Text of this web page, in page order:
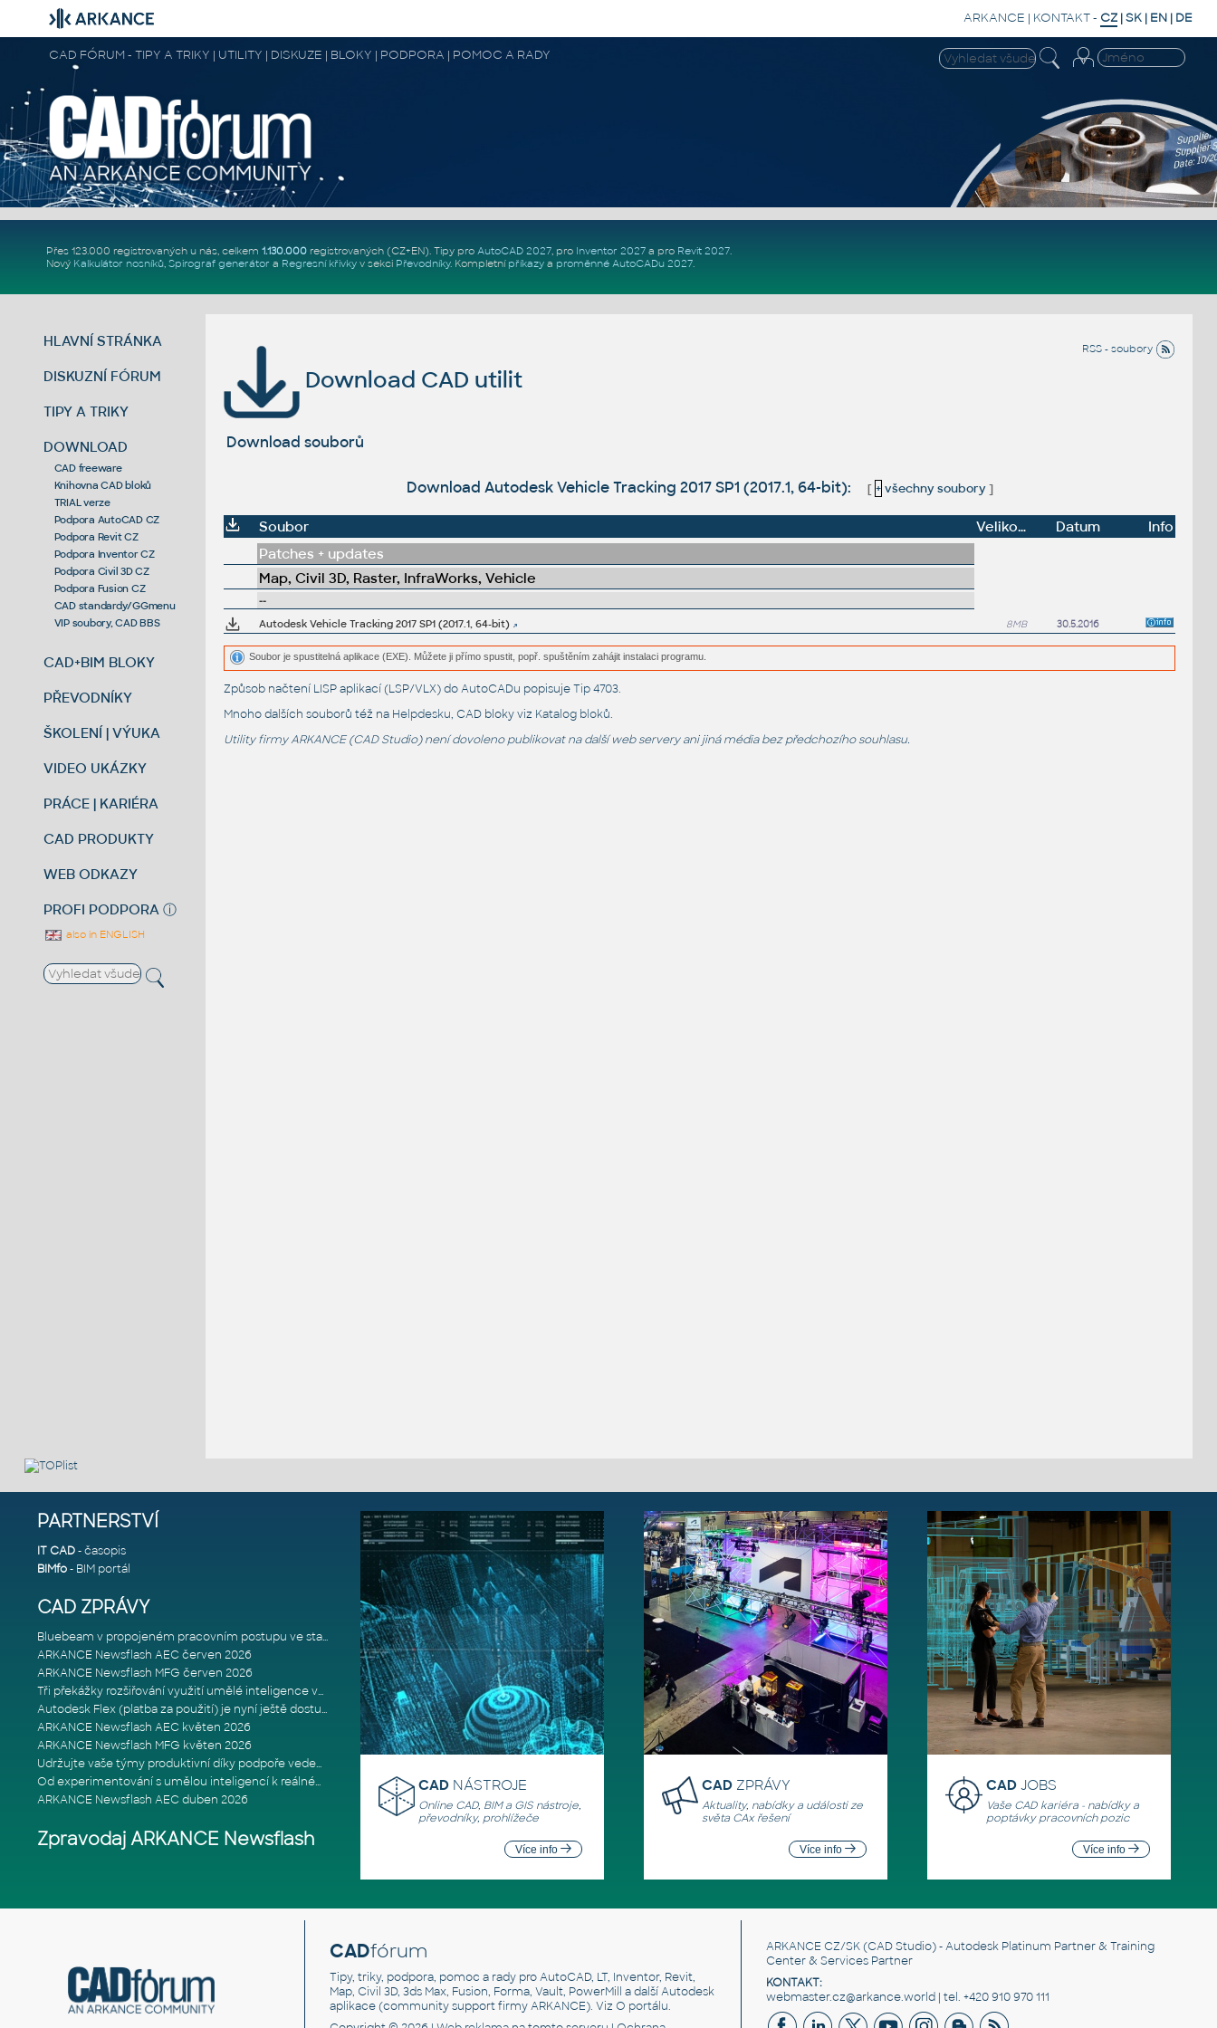
ARKANCE | KONTAKT- CZ |SK | EN | DE
CAD FÓRUM - TIPY A TRIKY | UTILITY | DISKUZE | BLOKY | PODPORA | POMOC A RADY
Přes 123.000 registrovaných u nás, celkem 1.130.000registrovaných (CZ+EN). Tipy pro AutoCAD 2027, pro Inventor 2027a pro Revit 2027.
Nový Kalkulátor nosníků, Spirograf generátor a Regresní křivkyv sekci Převodníky. Kompletní příkazya proměnné AutoCADu 2027.
HLAVNÍ STRÁNKA
DISKUZNÍ FÓRUM
TIPY A TRIKY
DOWNLOAD
CAD freeware
Knihovna CAD bloků
TRIAL verze
Podpora AutoCAD CZ
Podpora Revit CZ
Podpora Inventor CZ
Podpora Civil 3D CZ
Podpora Fusion CZ
CAD standardy/GGmenu
VIP soubory, CAD BBS
CAD+BIM BLOKY
PŘEVODNÍKY
ŠKOLENÍ | VÝUKA
VIDEO UKÁZKY
PRÁCE | KARIÉRA
CAD PRODUKTY
WEB ODKAZY
PROFI PODPORA ⓘ
also in ENGLISH
RSS - soubory
Download CAD utilit
Download souborů
Download Autodesk Vehicle Tracking 2017 SP1 (2017.1, 64-bit): [ + všechny soubory]
Soubor Velikost Datum
Info
Patches + updates
Map, Civil 3D, Raster, InfraWorks, Vehicle
--
Autodesk Vehicle Tracking 2017 SP1 (2017.1, 64-bit)
8MB 30.5.2016
Soubor je spustitelná aplikace (EXE). Můžete ji přímo spustit, popř. spuštěním zahájit instalaci programu.
Způsob načtení LISP aplikací (LSP/VLX) do AutoCADu popisujeTip 4703.
Mnoho dalších souborů též na Helpdesku, CAD bloky viz Katalog bloků.
Utility firmy ARKANCE (CAD Studio) není dovoleno publikovat na další web servery ani jiná média bez předchozího souhlasu.
PARTNERSTVÍ
IT CAD- časopis
BIMfo- BIM portál
CAD ZPRÁVY
Bluebeam v propojeném pracovním postupu ve stavebnictví: Proč je int
ARKANCE Newsflash AEC červen 2026
ARKANCE Newsflash MFG červen 2026
Tři překážky rozšiřování využití umělé inteligence ve stavebním prům
Autodesk Flex (platba za použití) je nyní ještě dostupnější
ARKANCE Newsflash AEC květen 2026
ARKANCE Newsflash MFG květen 2026
Udržujte vaše týmy produktivní díky podpoře vedené odborníky
Od experimentování s umělou inteligencí k reálnému dopadu na podniká
ARKANCE Newsflash AEC duben 2026
Zpravodaj ARKANCE Newsflash
CAD NÁSTROJE
Online CAD, BIM a GIS nástroje,
převodníky, prohlížeče
Více info
CAD ZPRÁVY
Aktuality, nabídky a události ze
světa CAx řešení
Více info
CADJOBS
Vaše CAD kariéra - nabídky a
poptávky pracovních pozic
Více info
CADfórum
Tipy, triky, podpora, pomoc a rady pro AutoCAD, LT, Inventor, Revit,
Map, Civil 3D, 3ds Max, Fusion, Forma, Vault, PowerMill a další Autodesk
aplikace (community support firmy ARKANCE). Viz O portálu.
ARKANCE CZ/SK(CAD Studio) - Autodesk Platinum Partner & Training
Center & Services Partner
KONTAKT:
webmaster.cz@arkance.world | tel. +420 910 970 111